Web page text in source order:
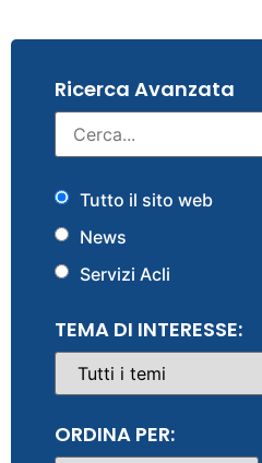
Ricerca Avanzata
Tutto il sito web
News
Servizi Acli
TEMA DI INTERESSE:
ORDINA PER: